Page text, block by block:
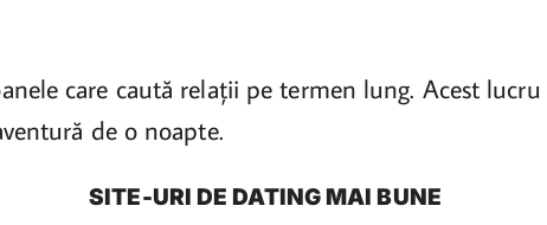
care caută relații pe termen lung. Acest
de o noapte.
SITE-URI DE DATING MAI BUNE